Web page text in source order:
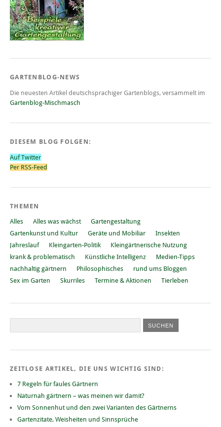
GARTENBLOG-NEWS
Die neuesten Artikel deutschsprachiger Gartenblogs, versammelt im
Gartenblog-Mischmasch
DIESEM BLOG FOLGEN:
Auf Twitter
Per RSS-Feed
THEMEN
Alles Alles was wächst
Gartengestaltung
Gartenkunst und Kultur
Geräte und Mobiliar
Insekten
Jahreslauf
Kleingarten-Politik
Kleingärtnerische Nutzung
krank & problematisch
Künstliche Intelligenz
Medien-Tipps
nachhaltig gärtnern
Philosophisches
rund ums Bloggen
Sex im Garten
Skurriles Termine & Aktionen Tierleben
ZEITLOSE ARTIKEL, DIE UNS WICHTIG SIND:
7 Regeln für faules Gärtnern
Naturnah gärtnern – was meinen wir damit?
Vom Sonnenhut und den zwei Varianten des Gärtnerns
Gartenzitate, Weisheiten und Sinnsprüche